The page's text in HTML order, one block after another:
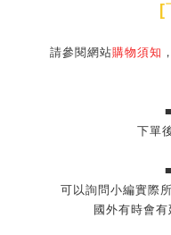
[
請參閱網站購物須知
下單
可以詢問小編實際
國外有時會有